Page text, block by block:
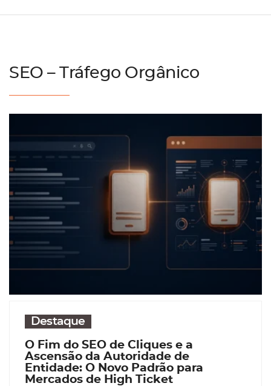
SEO – Tráfego Orgânico
Destaque
O Fim do SEO de Cliques e a
Ascensão da Autoridade de
Entidade: O Novo Padrão para
Mercados de High Ticket